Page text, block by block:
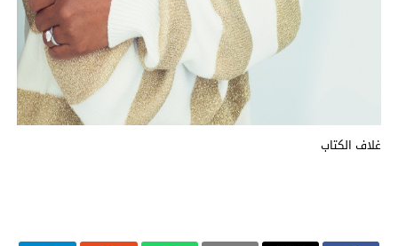
غلاف الكتاب